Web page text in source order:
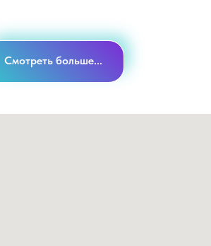
Смотреть больше...